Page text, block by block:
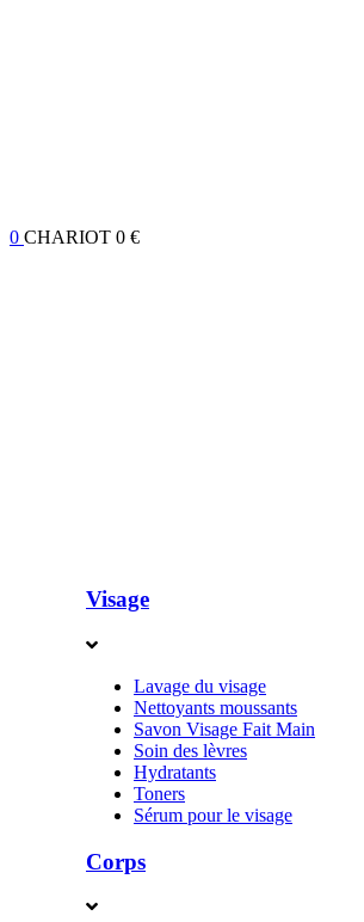
0 CHARIOT 0 €
Visage
Lavage du visage
Nettoyants moussants
Savon Visage Fait Main
Soin des lèvres
Hydratants
Toners
Sérum pour le visage
Corps